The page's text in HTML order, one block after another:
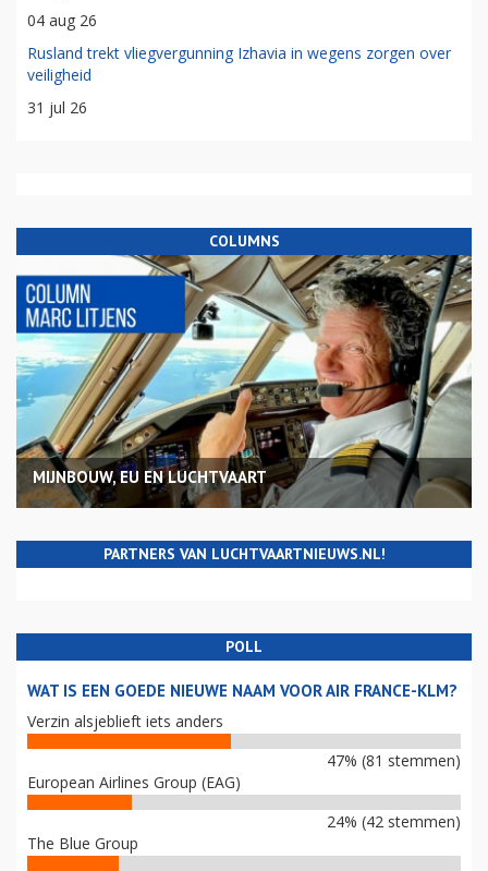
04 aug 26
Rusland trekt vliegvergunning Izhavia in wegens zorgen over
veiligheid
31 jul 26
COLUMNS
MIJNBOUW, EU EN LUCHTVAART
PARTNERS VAN LUCHTVAARTNIEUWS.NL!
POLL
WAT IS EEN GOEDE NIEUWE NAAM VOOR AIR FRANCE-KLM?
Verzin alsjeblieft iets anders
47% (81 stemmen)
European Airlines Group (EAG)
24% (42 stemmen)
The Blue Group